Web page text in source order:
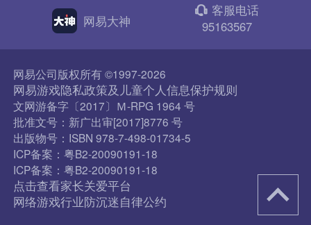
网易大神
򰀃 客服电话
95163567
网易公司版权所有 ©1997-2026
网易游戏隐私政策及儿童个人信息保护规则
文网游备字〔2017〕Ｍ-RPG 1964 号
批准文号：新广出审[2017]8776 号
出版物号：ISBN 978-7-498-01734-5
ICP备案：粤B2-20090191-18
ICP备案：粤B2-20090191-18
点击查看家长关爱平台
网络游戏行业防沉迷自律公约